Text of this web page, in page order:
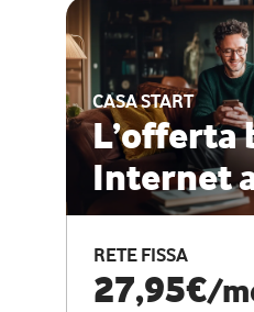
CASA START
L’offerta
Internet
RETE FISSA
27,95€/
CASA PRO